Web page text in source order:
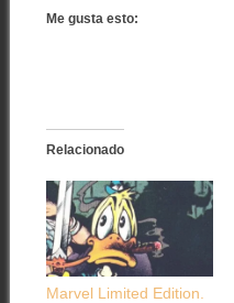
Me gusta esto:
Relacionado
Marvel Limited Edition.